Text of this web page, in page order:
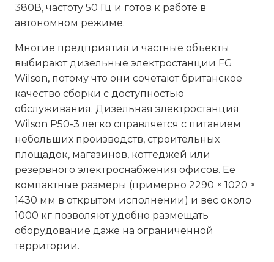
380В, частоту 50 Гц и готов к работе в
автономном режиме.
Многие предприятия и частные объекты
выбирают дизельные электростанции FG
Wilson, потому что они сочетают британское
качество сборки с доступностью
обслуживания. Дизельная электростанция
Wilson P50-3 легко справляется с питанием
небольших производств, строительных
площадок, магазинов, коттеджей или
резервного электроснабжения офисов. Ее
компактные размеры (примерно 2290 × 1020 ×
1430 мм в открытом исполнении) и вес около
1000 кг позволяют удобно размещать
оборудование даже на ограниченной
территории.